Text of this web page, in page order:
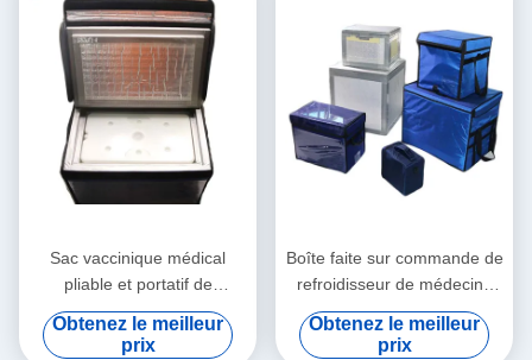
Sac vaccinique médical
pliable et portatif de
refroidisseur/sac d'épaule
grande capacité
Obtenez le meilleur
prix
Boîte faite sur commande de
refroidisseur de médecine
pour le transport vaccinique
de fond d'entreposage au
Obtenez le meilleur
prix